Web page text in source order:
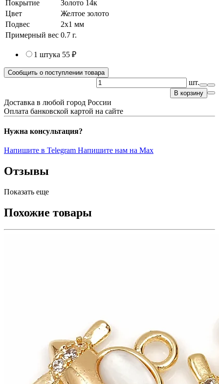
Покрытие
Золото 14к
Цвет
Желтое золото
Подвес
2х1 мм
Примерный вес 0.7 г.
1 штука 55 ₽
Сообщить о поступлении товара
шт.
В корзину
Доставка в любой город России
Оплата банковской картой на сайте
Нужна консультация?
Напишите в Telegram Напишите нам на Max
Отзывы
Показать еще
Похожие товары